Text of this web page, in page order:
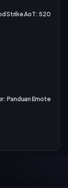
Strike AoT: 520
Panduan Emote